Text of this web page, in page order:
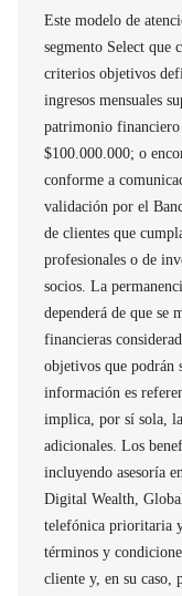
Este modelo de
segmento Select que
criterios objetivos
ingresos mensuales
patrimonio
$100.000.000; o
conforme a
validación por el
de clientes que
profesionales o de
socios. La
dependerá de que se
financieras
objetivos que podrán
información es
implica, por sí sola,
adicionales. Los
incluyendo asesoría
Digital Wealth,
telefónica prioritaria
términos y
cliente y, en su caso,